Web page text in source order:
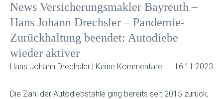
News Versicherungsmakler Bayreuth –
Hans Johann Drechsler – Pandemie-
Zurückhaltung beendet: Autodiebe
wieder aktiver
Hans Johann Drechsler | Keine Kommentare 16.11.2023
Die Zahl der Autodiebstähle ging bereits seit 2015 zurück,